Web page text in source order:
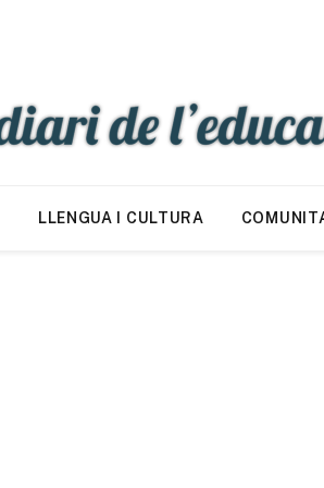
LLENGUA I CULTURA